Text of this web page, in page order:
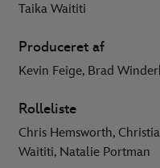
Taika Waititi
Produceret af
Kevin Feige, Brad
Rolleliste
Chris Hemsworth,
Waititi, Natalie Portman